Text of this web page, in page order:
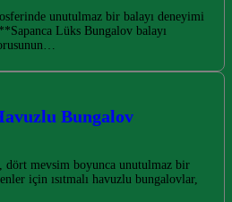
unutulmaz bir balayı deneyimi
Lüks Bungalov balayı
Bungalov
dört mevsim boyunca unutulmaz bir
için ısıtmalı havuzlu bungalovlar,